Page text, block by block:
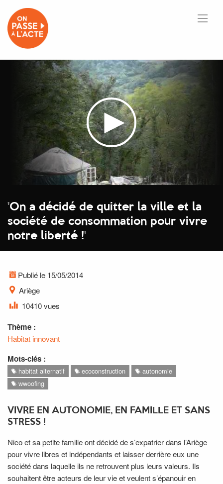
'On a décidé de quitter la ville et la
société de consommation pour vivre
notre liberté !'
Publié le 15/05/2014
Ariège
10410 vues
Thème :
Habitat innovant
Mots-clés :
habitat alternatif ecoconstruction
autonomie
wwoofing
VIVRE EN AUTONOMIE, EN FAMILLE ET SANS
STRESS !
Nico et sa petite famille ont décidé de s’expatrier dans l’Ariège
pour vivre libres et indépendants et laisser derrière eux une
société dans laquelle ils ne retrouvent plus leurs valeurs. Ils
souhaitent être acteurs de leur vie et veulent s’épanouir en